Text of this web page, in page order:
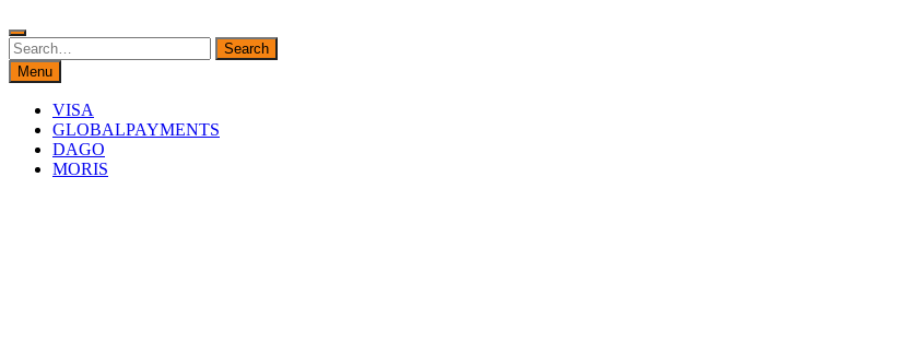
Search
for:
Search
Menu
VISA
GLOBALPAYMENTS
DAGO
MORIS